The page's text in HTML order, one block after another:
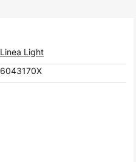
Linea Light
6043170X